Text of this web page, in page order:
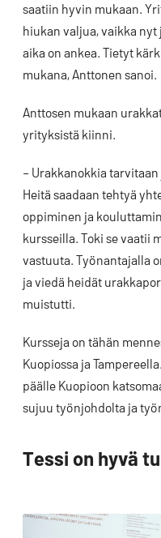
saatiin hyvin mukaan.
hiukan valjua, vaikka
aika on ankea. Tietyt
mukana, Anttonen sanoi.
Anttosen mukaan
yrityksistä kiinni.
– Urakkanokkia
Heitä saadaan tehtyä
oppiminen ja
kursseilla. Toki se vaatii
vastuuta. Työnantajalla
ja viedä heidät
muistutti.
Kursseja on tähän
Kuopiossa ja
päälle Kuopioon
sujuu työnjohdolta ja
Tessi on hyvä